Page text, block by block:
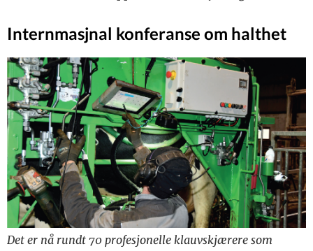
Internmasjnal konferanse om halthet
Det er nå rundt 70 profesjonelle klauvskjærere som